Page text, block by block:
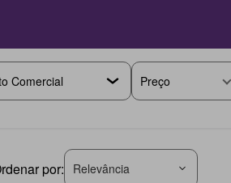
Preço
por: Relevância